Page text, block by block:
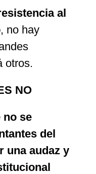
al
, no hay
otros.
NO
no se
del
una audaz y